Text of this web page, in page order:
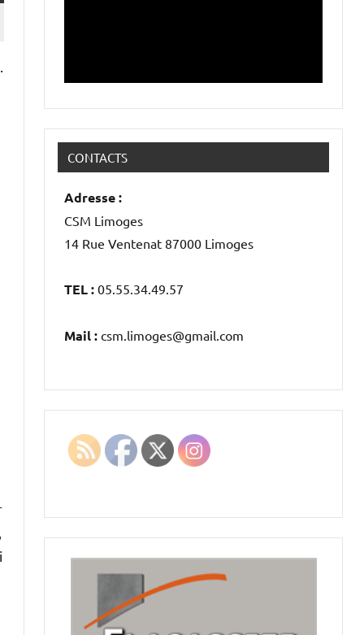
CONTACTS
Adresse :
CSM Limoges
14 Rue Ventenat 87000 Limoges
TEL : 05.55.34.49.57
Mail : csm.limoges@gmail.com